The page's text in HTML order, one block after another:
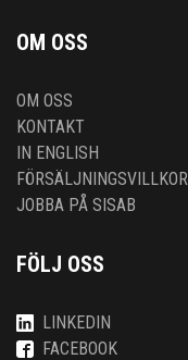
OM OSS
OM OSS
KONTAKT
IN ENGLISH
FÖRSÄLJNINGSVILLKOR
JOBBA PÅ SISAB
FÖLJ OSS
LINKEDIN
FACEBOOK